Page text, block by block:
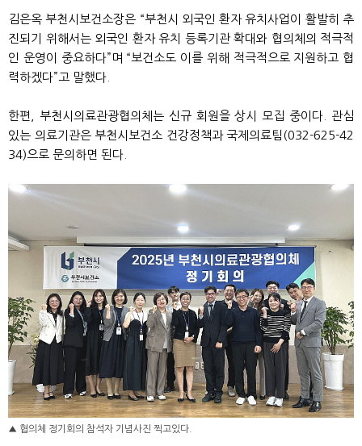
김은옥 부천시보건소장은 “부천시 외국인 환자 유치사업이 활발히 추
진되기 위해서는 외국인 환자 유치 등록기관 확대와 협의체의 적극적
인 운영이 중요하다”며 “보건소도 이를 위해 적극적으로 지원하고 협
력하겠다”고 말했다.
한편, 부천시의료관광협의체는 신규 회원을 상시 모집 중이다. 관심
있는 의료기관은 부천시보건소 건강정책과 국제의료팀(032-625-42
34)으로 문의하면 된다.
▲ 협의체 정기회의 참석자 기념사진 찍고있다.